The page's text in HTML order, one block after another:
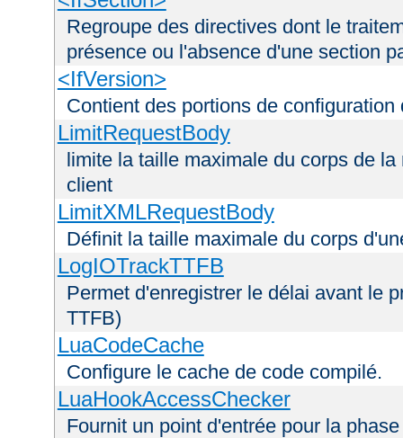
Regroupe des directives dont le
présence ou l'absence d'une section
<IfVersion>
Contient des portions de
LimitRequestBody
limite la taille maximale du corps de
client
LimitXMLRequestBody
Définit la taille maximale du corps
LogIOTrackTTFB
Permet d'enregistrer le délai avant le
TTFB)
LuaCodeCache
Configure le cache de code compilé.
LuaHookAccessChecker
Fournit un point d'entrée pour la